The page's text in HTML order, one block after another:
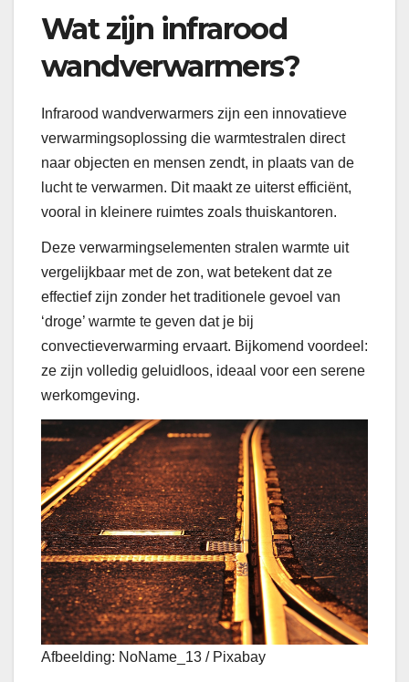
Wat zijn infrarood
wandverwarmers?
Infrarood wandverwarmers zijn een innovatieve
verwarmingsoplossing die warmtestralen direct
naar objecten en mensen zendt, in plaats van de
lucht te verwarmen. Dit maakt ze uiterst efficiënt,
vooral in kleinere ruimtes zoals thuiskantoren.
Deze verwarmingselementen stralen warmte uit
vergelijkbaar met de zon, wat betekent dat ze
effectief zijn zonder het traditionele gevoel van
‘droge’ warmte te geven dat je bij
convectieverwarming ervaart. Bijkomend voordeel:
ze zijn volledig geluidloos, ideaal voor een serene
werkomgeving.
Afbeelding: NoName_13 / Pixabay